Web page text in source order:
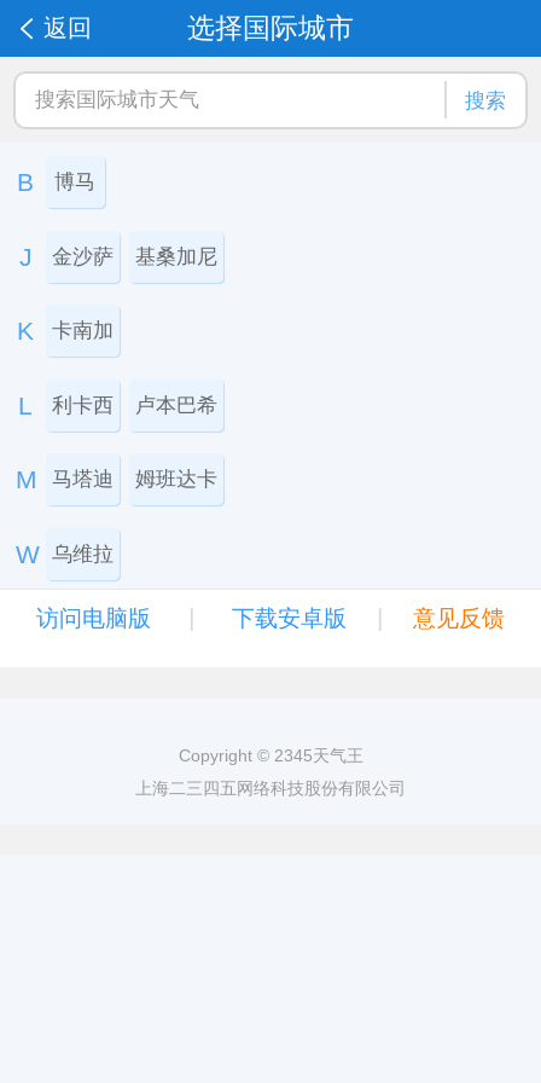
选择国际城市
返回
搜索
B 博马
J 金沙萨 基桑加尼
K 卡南加
L 利卡西 卢本巴希
M 马塔迪 姆班达卡
W 乌维拉
访问电脑版 | 下载安卓版 | 意见反馈
Copyright © 2345天气王
上海二三四五网络科技股份有限公司